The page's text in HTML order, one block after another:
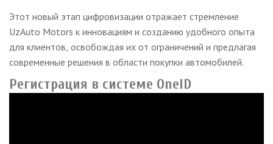
Этот новый этап цифровизации отражает стремление
UzAuto Motors к инновациям и созданию удобного опыта
для клиентов, освобождая их от ограничений и предлагая
современные решения в области покупки автомобилей.
Регистрация в системе OneID